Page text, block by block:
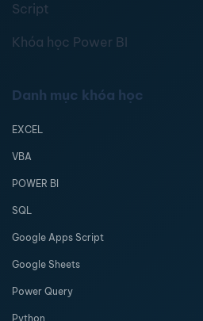
Script
Khóa học Power BI
Danh mục khóa học
EXCEL
VBA
POWER BI
SQL
Google Apps Script
Google Sheets
Power Query
Python